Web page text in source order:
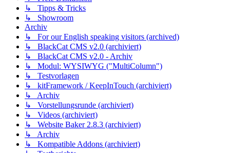
↳ Tipps & Tricks
↳ Showroom
Archiv
↳ For our English speaking visitors (archived)
↳ BlackCat CMS v2.0 (archiviert)
↳ BlackCat CMS v2.0 - Archiv
↳ Modul: WYSIWYG ("MultiColumn")
↳ Testvorlagen
↳ kitFramework / KeepInTouch (archiviert)
↳ Archiv
↳ Vorstellungsrunde (archiviert)
↳ Videos (archiviert)
↳ Website Baker 2.8.3 (archiviert)
↳ Archiv
↳ Kompatible Addons (archiviert)